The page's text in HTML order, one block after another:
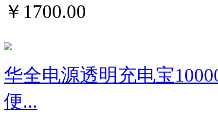
￥ 1700.00
华全电源透明充电宝
便...